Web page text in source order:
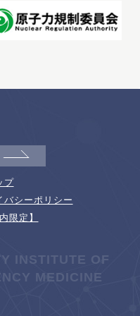
プ
バシーポリシー
限定】
INSTITUTE OF
MEDICINE